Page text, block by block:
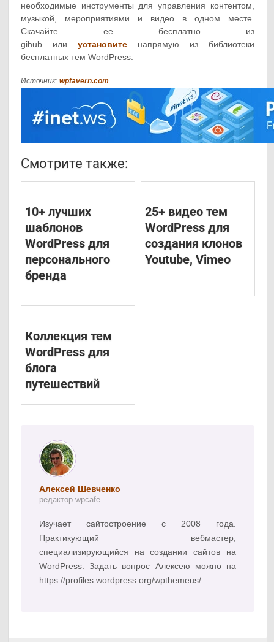
необходимые инструменты для управления контентом,
музыкой, мероприятиями и видео в одном месте.
Скачайте ее бесплатно из
gihub илиустановите напрямую из библиотеки
бесплатных тем WordPress.
Источник:wptavern.com
Смотрите также:
10+ лучших
шаблонов
WordPress для
персонального
бренда
25+ видео тем
WordPress для
создания клонов
Youtube, Vimeo
Коллекция тем
WordPress для
блога
путешествий
Алексей Шевченко
редактор wpcafe
Изучает сайтостроение с 2008 года.
Практикующий вебмастер,
специализирующийся на создании сайтов на
WordPress. Задать вопрос Алексею можно на
https://profiles.wordpress.org/wpthemeus/